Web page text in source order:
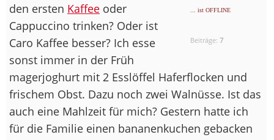
... ist OFFLINE
Beiträge:7
den ersten Kaffee oder
Cappuccino trinken? Oder ist
Caro Kaffee besser? Ich esse
sonst immer in der Früh
magerjoghurt mit 2 Esslöffel Haferflocken und
frischem Obst. Dazu noch zwei Walnüsse. Ist das
auch eine Mahlzeit für mich? Gestern hatte ich
für die Familie einen bananenkuchen gebacken